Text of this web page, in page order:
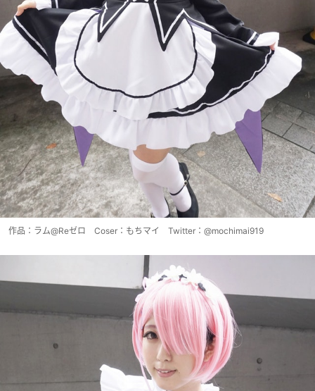
作品：ラム@Reゼロ Coser：もちマイ Twitter：@mochimai919